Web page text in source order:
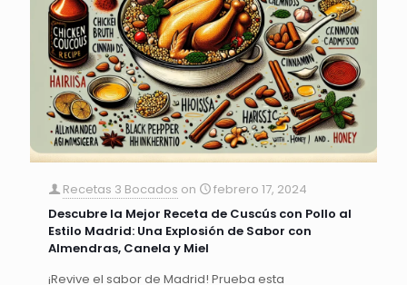
Recetas 3 Bocados on
febrero 17, 2024
Descubre la Mejor Receta de Cuscús con Pollo al
Estilo Madrid: Una Explosión de Sabor con
Almendras, Canela y Miel
¡Revive el sabor de Madrid! Prueba esta